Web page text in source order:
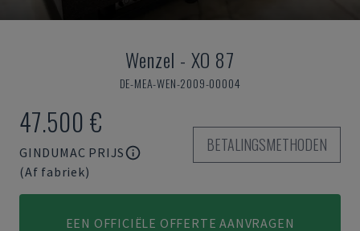
Wenzel - XO 87
DE-MEA-WEN-2009-00004
47.500 €
GINDUMAC PRIJS
(Af fabriek)
BETALINGSMETHODEN
EEN OFFICIËLE OFFERTE AANVRAGEN